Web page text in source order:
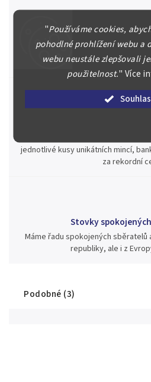
"Používáme cookies,
pohodlné prohlížení webu a
webu neustále zlepšovali
použitelnost." Více
Špičkové služby za
Náš kolektiv specialistů a znalců
Posoudíme kvalitu a pravost
aukci nebo Vám
Jsme zde pro Vás
jednotlivé kusy unikátních mincí,
za rekordní
Stovky
Máme řadu spokojených sběratelů
republiky, ale i z
Podobné (3)